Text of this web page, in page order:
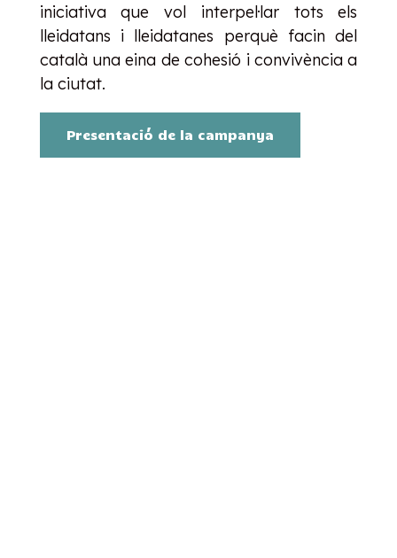
iniciativa que vol interpel·lar tots els
lleidatans i lleidatanes perquè facin del
català una eina de cohesió i convivència a
la ciutat.
Presentació de la campanya